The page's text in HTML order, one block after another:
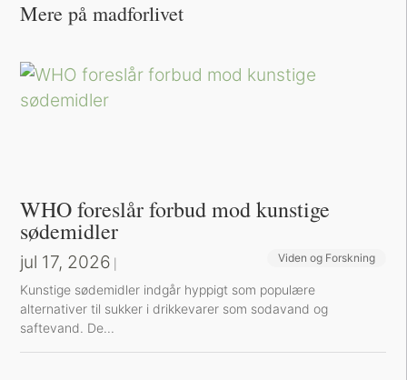
Mere på madforlivet
WHO foreslår forbud mod kunstige
sødemidler
jul 17, 2026 Viden og Forskning
Kunstige sødemidler indgår hyppigt som populære
alternativer til sukker i drikkevarer som sodavand og
saftevand. De...